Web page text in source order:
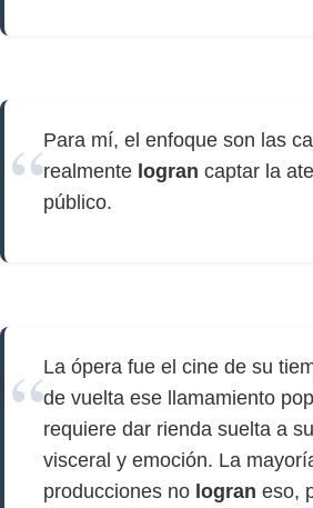
Para mí, el enfoque son las
realmente logran captar la
público.
La ópera fue el cine de su
de vuelta ese llamamiento
requiere dar rienda suelta a
visceral y emoción. La
producciones no logran eso,